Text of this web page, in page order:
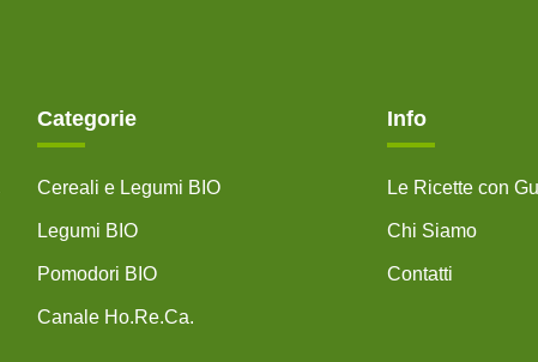
Categorie
Cereali e Legumi BIO
Legumi BIO
Pomodori BIO
Canale Ho.Re.Ca.
Info
Le Ricette con
Chi Siamo
Contatti